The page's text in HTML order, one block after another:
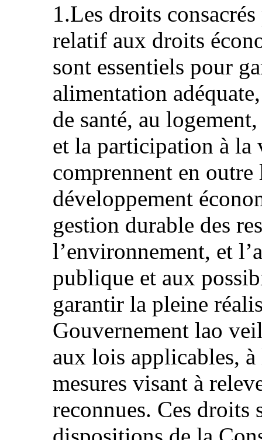
1.Les droits
relatif aux droits
sont essentiels pour
alimentation
de santé, au
et la participation à la
comprennent en
développement
gestion durable des
l’environnement, et
publique et aux
garantir la pleine
Gouvernement lao
aux lois applicables,
mesures visant à
reconnues. Ces droits